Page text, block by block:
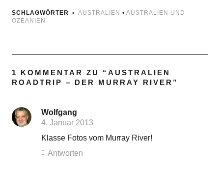
SCHLAGWÖRTER AUSTRALIEN • AUSTRALIEN UND
OZEANIEN
1 KOMMENTAR ZU “ AUSTRALIEN
ROADTRIP – DER MURRAY RIVER ”
Wolfgang
4. Januar 2013
Klasse Fotos vom Murray River!
Antworten